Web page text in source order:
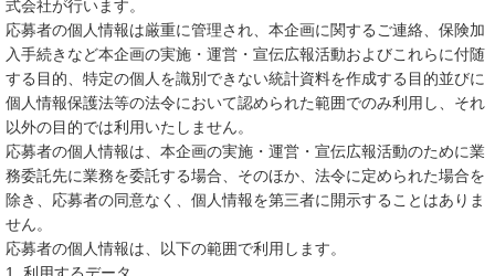
式会社が行います。
応募者の個人情報は厳重に管理され、本企画に関するご連絡、保険加
入手続きなど本企画の実施・運営・宣伝広報活動およびこれらに付随
する目的、特定の個人を識別できない統計資料を作成する目的並びに
個人情報保護法等の法令において認められた範囲でのみ利用し、それ
以外の目的では利用いたしません。
応募者の個人情報は、本企画の実施・運営・宣伝広報活動のために業
務委託先に業務を委託する場合、そのほか、法令に定められた場合を
除き、応募者の同意なく、個人情報を第三者に開示することはありま
せん。
応募者の個人情報は、以下の範囲で利用します。
1. 利用するデータ